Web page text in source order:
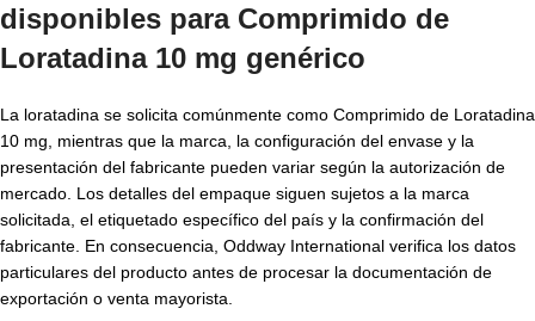
disponibles para Comprimido de
Loratadina 10 mg genérico
La loratadina se solicita comúnmente como Comprimido de Loratadina
10 mg, mientras que la marca, la configuración del envase y la
presentación del fabricante pueden variar según la autorización de
mercado. Los detalles del empaque siguen sujetos a la marca
solicitada, el etiquetado específico del país y la confirmación del
fabricante. En consecuencia, Oddway International verifica los datos
particulares del producto antes de procesar la documentación de
exportación o venta mayorista.